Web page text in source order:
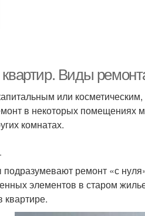
Виды
или
в некоторых помещениях
комнатах.
ремонт «с
элементов в старом
квартире.